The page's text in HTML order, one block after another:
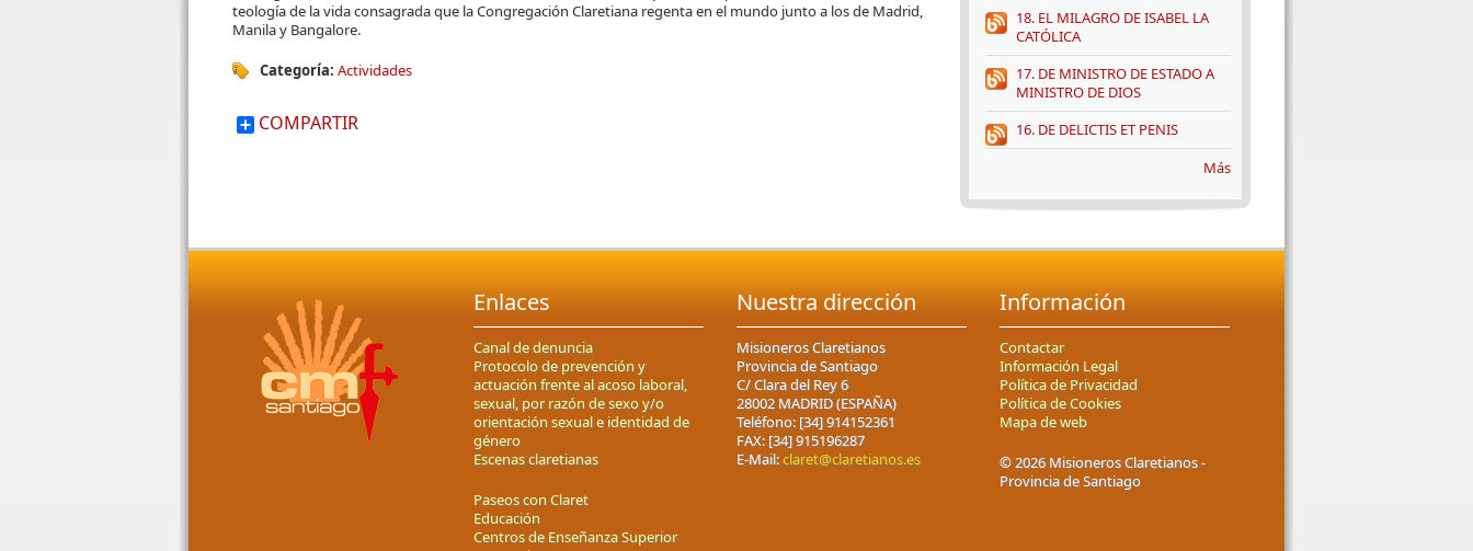
teología de la vida consagrada que la Congregación Claretiana regenta en el mundo junto a los de Madrid,
Manila y Bangalore.
Categoría: Actividades
COMPARTIR
18. EL MILAGRO DE ISABEL LA
CATÓLICA
17. DE MINISTRO DE ESTADO A
MINISTRO DE DIOS
16. DE DELICTIS ET PENIS
Más
Enlaces
Canal de denuncia
Protocolo de prevención y
actuación frente al acoso laboral,
sexual, por razón de sexo y/o
orientación sexual e identidad de
género
Escenas claretianas
Paseos con Claret
Educación
Centros de Enseñanza Superior
Nuestra dirección
Misioneros Claretianos
Provincia de Santiago
C/ Clara del Rey 6
28002 MADRID (ESPAÑA)
Teléfono: [34] 914152361
FAX: [34] 915196287
E-Mail:claret@claretianos.es
Información
Contactar
Información Legal
Política de Privacidad
Política de Cookies
Mapa de web
© 2026 Misioneros Claretianos -
Provincia de Santiago